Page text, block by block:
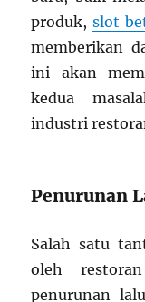
produk,slot
memberikan
ini akan
kedua
industri
Penurunan
Salah satu
oleh
penurunan